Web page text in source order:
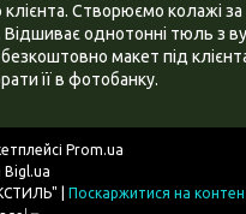
Створюємо колажі
однотонні тюль з
макет під
її в фотобанку.
Prom.ua
Bigl.ua
Поскаржитися на